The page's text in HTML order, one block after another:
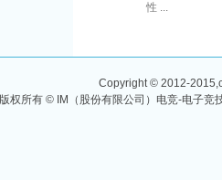
性 ...
Copyright © 2012-
版权所有 © IM（股份有限公司）电竞-电子